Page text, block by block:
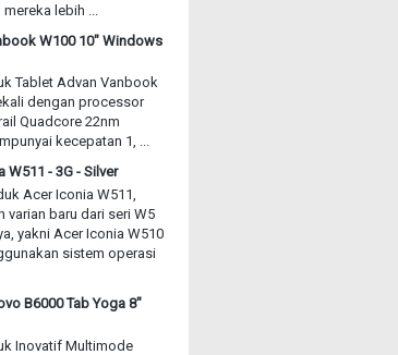
lebih ...
W100 10" Windows
Tablet Advan Vanbook
dengan processor
Quadcore 22nm
kecepatan 1, ...
W511 - 3G - Silver
Acer Iconia W511,
varian baru dari seri W5
yakni Acer Iconia W510
sistem operasi
B6000 Tab Yoga 8"
Inovatif Multimode